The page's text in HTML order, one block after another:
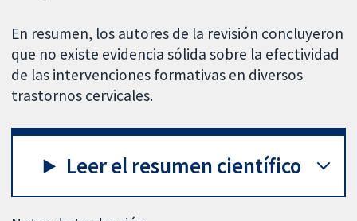
En resumen, los autores de la revisión concluyeron
que no existe evidencia sólida sobre la efectividad
de las intervenciones formativas en diversos
trastornos cervicales.
Leer el resumen científico